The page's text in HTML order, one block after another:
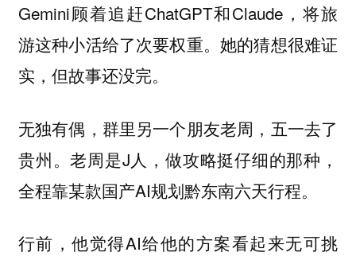
Gemini顾着追赶ChatGPT和Claude，将旅
游这种小活给了次要权重。她的猜想很难证
实，但故事还没完。
无独有偶，群里另一个朋友老周，五一去了
贵州。老周是J人，做攻略挺仔细的那种，
全程靠某款国产AI规划黔东南六天行程。
行前，他觉得AI给他的方案看起来无可挑